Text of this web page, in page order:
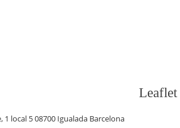
Leaflet
1 local 5 08700 Igualada Barcelona